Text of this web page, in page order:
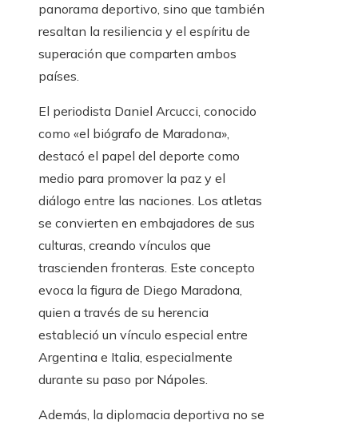
panorama deportivo, sino que también
resaltan la resiliencia y el espíritu de
superación que comparten ambos
países.
El periodista Daniel Arcucci, conocido
como «el biógrafo de Maradona»,
destacó el papel del deporte como
medio para promover la paz y el
diálogo entre las naciones. Los atletas
se convierten en embajadores de sus
culturas, creando vínculos que
trascienden fronteras. Este concepto
evoca la figura de Diego Maradona,
quien a través de su herencia
estableció un vínculo especial entre
Argentina e Italia, especialmente
durante su paso por Nápoles.
Además, la diplomacia deportiva no se